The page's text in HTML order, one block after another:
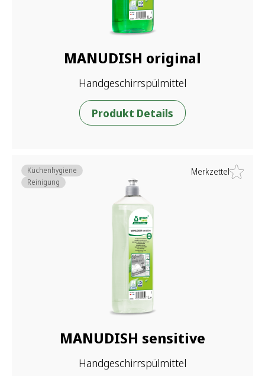
MANUDISH original
Handgeschirrspülmittel
Produkt Details
Merkzettel
MANUDISH sensitive
Handgeschirrspülmittel
Küchenhygiene
Reinigung